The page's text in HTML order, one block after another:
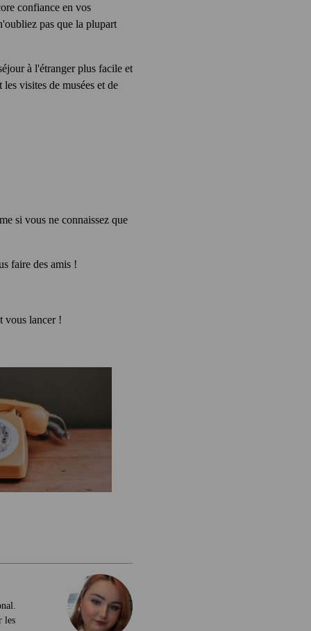
confiance en vos
pas que la plupart
à l'étranger plus facile et
visites de musées et de
si vous ne connaissez que
faire des amis !
vous lancer !
les